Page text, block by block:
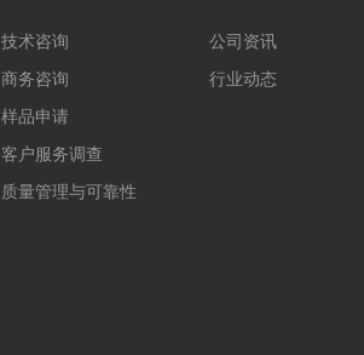
技术咨询
商务咨询
样品申请
客户服务调查
质量管理与可靠性
公司资讯
行业动态